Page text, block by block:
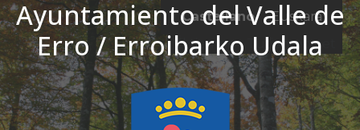
Ayuntamiento del Valle de
Erro / Erroibarko Udala
Ir al contenido
Castellano
Euskara
El tiempo - Tutiempo.net